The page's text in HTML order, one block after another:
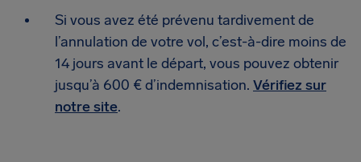
Si vous avez été prévenu tardivement de
l’annulation de votre vol, c’est-à-dire moins de
14 jours avant le départ, vous pouvez obtenir
jusqu’à 600 € d’indemnisation. Vérifiez sur
notre site.